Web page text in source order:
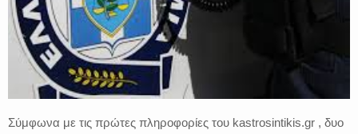
Σύμφωνα με τις πρώτες πληροφορίες του kastrosintikis.gr , δυο